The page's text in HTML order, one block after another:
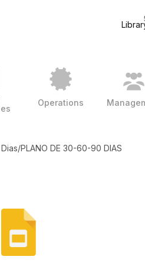
Operations
/PLANO DE 30-60-90 DIAS